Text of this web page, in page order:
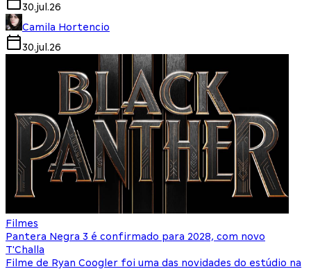
30.jul.26
Camila Hortencio
30.jul.26
Filmes
Pantera Negra 3 é confirmado para 2028, com novo
T'Challa
Filme de Ryan Coogler foi uma das novidades do estúdio na